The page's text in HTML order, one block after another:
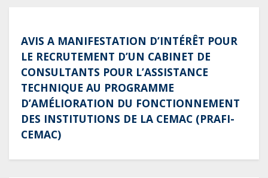
AVIS A MANIFESTATION D’INTÉRÊT POUR
LE RECRUTEMENT D’UN CABINET DE
CONSULTANTS POUR L’ASSISTANCE
TECHNIQUE AU PROGRAMME
D’AMÉLIORATION DU FONCTIONNEMENT
DES INSTITUTIONS DE LA CEMAC (PRAFI-
CEMAC)